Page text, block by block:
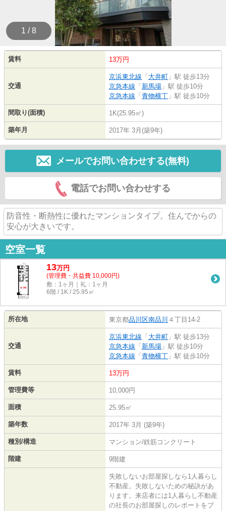
1 / 8
賃料 13万円
交通
京浜東北線 「 大井町 」駅 徒歩13分
京急本線 「 新馬場 」駅 徒歩10分
京急本線 「 青物横丁 」駅 徒歩10分
間取り(面積) 1K(25.95㎡)
築年月 2017年 3月(築9年)
メールでお問い合わせする(無料)
電話でお問い合わせする
防音性・断熱性に優れたマンションタイプ。住んでからの
安心が大きいです。
空室一覧
13万円
(管理費・共益費 10,000円)
敷：1ヶ月｜礼：1ヶ月
6階 / 1K / 25.95㎡
所在地 東京都品川区南品川 ４丁目14-2
交通
京浜東北線 「 大井町 」駅 徒歩13分
京急本線 「 新馬場 」駅 徒歩10分
京急本線 「 青物横丁 」駅 徒歩10分
賃料 13万円
管理費等 10,000円
面積 25.95㎡
築年数 2017年 3月 (築9年)
種別/構造 マンション/鉄筋コンクリート
階建 9階建
失敗しないお部屋探しなら1人暮らし
不動産。失敗しないための秘訣があ
ります。来店者には1人暮らし不動産
の社長のお部屋探しのレポートをプ